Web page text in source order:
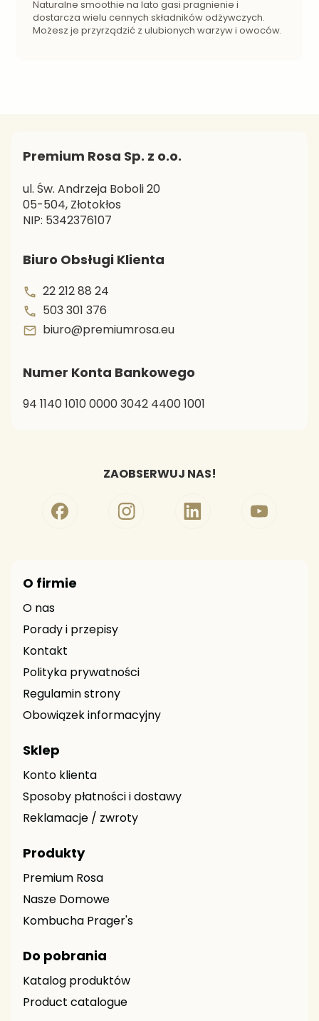
Naturalne smoothie na lato gasi pragnienie i
dostarcza wielu cennych składników odżywczych.
Możesz je przyrządzić z ulubionych warzyw i owoców.
Premium Rosa Sp. z o.o.
ul. Św. Andrzeja Boboli 20
05-504, Złotokłos
NIP: 5342376107
Biuro Obsługi Klienta
22 212 88 24
503 301 376
biuro@premiumrosa.eu
Numer Konta Bankowego
94 1140 1010 0000 3042 4400 1001
ZAOBSERWUJ NAS!
O firmie
O nas
Porady i przepisy
Kontakt
Polityka prywatności
Regulamin strony
Obowiązek informacyjny
Sklep
Konto klienta
Sposoby płatności i dostawy
Reklamacje / zwroty
Produkty
Premium Rosa
Nasze Domowe
Kombucha Prager's
Do pobrania
Katalog produktów
Product catalogue